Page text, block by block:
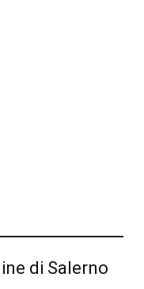
di Salerno